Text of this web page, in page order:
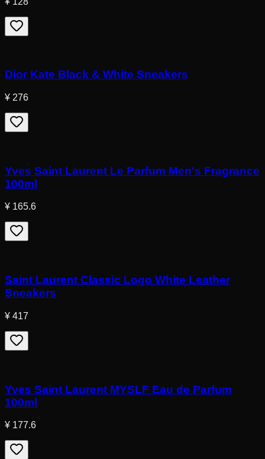
Dior Kate Black & White Sneakers
¥ 276
Yves Saint Laurent Le Parfum Men's Fragrance
100ml
¥ 165.6
Saint Laurent Classic Logo White Leather
Sneakers
¥ 417
Yves Saint Laurent MYSLF Eau de Parfum
100ml
¥ 177.6